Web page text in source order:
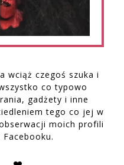
wciąż czegoś szuka i
co typowo
gadżety i inne
tego co jej w
moich profili